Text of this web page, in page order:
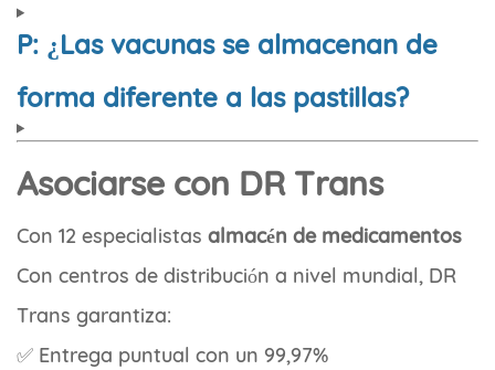
P: ¿Las vacunas se almacenan de
forma diferente a las pastillas?
Asociarse con DR Trans
Con 12 especialistas almacén de medicamentos
Con centros de distribución a nivel mundial, DR
Trans garantiza:
✅ Entrega puntual con un 99,97%